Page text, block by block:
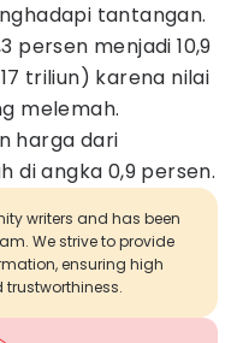
tantangan.
persen menjadi 10,9
triliun) karena nilai
melemah.
harga dari
di angka 0,9 persen.
writers and has been
We strive to provide
ensuring high